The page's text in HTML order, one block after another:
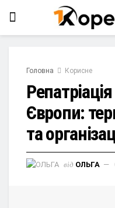
Головна Корисне
Європи:
та
від ОЛЬГА